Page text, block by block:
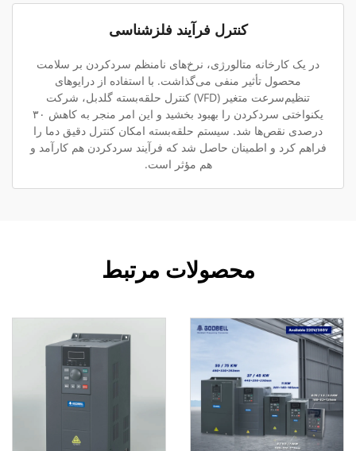
کنترل فرآیند فلزشناسی
در یک کارخانه متالورژی، نرخ‌های نامنظم سردکردن بر سلامت
محصول تأثیر منفی می‌گذاشت. با استفاده از درایوهای
تنظیم‌سرعت متغیر (VFD) کنترل حلقه‌بسته گلدبل، شرکت
یکنواختی سردکردن را بهبود بخشید و این امر منجر به کاهش ۳۰
درصدی نقص‌ها شد. سیستم حلقه‌بسته امکان کنترل دقیق دما را
فراهم کرد و اطمینان حاصل شد که فرآیند سردکردن هم کارآمد و
هم مؤثر است.
محصولات مرتبط